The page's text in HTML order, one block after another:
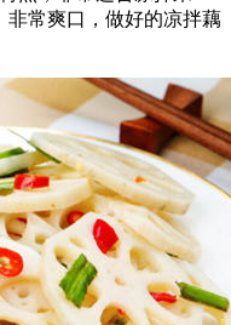
非常爽口，做好的凉拌藕